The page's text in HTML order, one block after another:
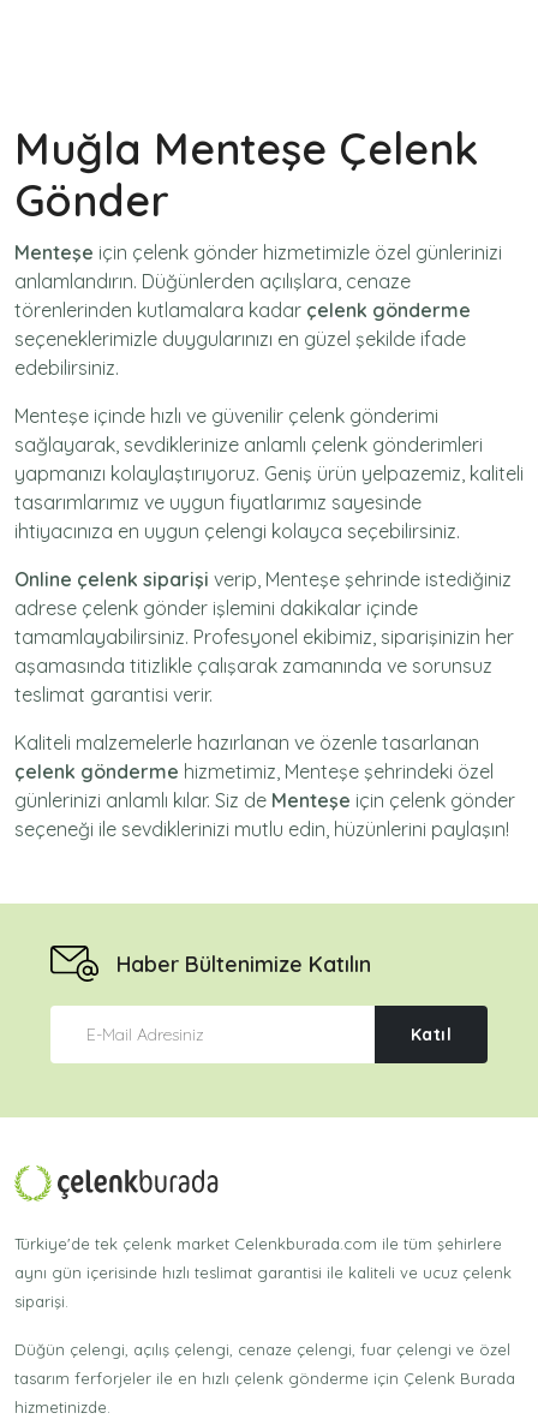
Muğla Menteşe Çelenk
Gönder
Menteşe için çelenk gönder hizmetimizle özel günlerinizi
anlamlandırın. Düğünlerden açılışlara, cenaze
törenlerinden kutlamalara kadar çelenk gönderme
seçeneklerimizle duygularınızı en güzel şekilde ifade
edebilirsiniz.
Menteşe içinde hızlı ve güvenilir çelenk gönderimi
sağlayarak, sevdiklerinize anlamlı çelenk gönderimleri
yapmanızı kolaylaştırıyoruz. Geniş ürün yelpazemiz, kaliteli
tasarımlarımız ve uygun fiyatlarımız sayesinde
ihtiyacınıza en uygun çelengi kolayca seçebilirsiniz.
Online çelenk siparişi verip, Menteşe şehrinde istediğiniz
adrese çelenk gönder işlemini dakikalar içinde
tamamlayabilirsiniz. Profesyonel ekibimiz, siparişinizin her
aşamasında titizlikle çalışarak zamanında ve sorunsuz
teslimat garantisi verir.
Kaliteli malzemelerle hazırlanan ve özenle tasarlanan
çelenk gönderme hizmetimiz, Menteşe şehrindeki özel
günlerinizi anlamlı kılar. Siz de Menteşe için çelenk gönder
seçeneği ile sevdiklerinizi mutlu edin, hüzünlerini paylaşın!
Haber Bültenimize Katılın
Katıl
Türkiye'de tek çelenk market Celenkburada.com ile tüm şehirlere
aynı gün içerisinde hızlı teslimat garantisi ile kaliteli ve ucuz çelenk
siparişi.
Düğün çelengi, açılış çelengi, cenaze çelengi, fuar çelengi ve özel
tasarım ferforjeler ile en hızlı çelenk gönderme için Çelenk Burada
hizmetinizde.